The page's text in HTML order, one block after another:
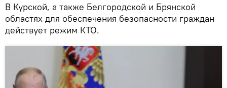
В Курской, а также Белгородской и Брянской
областях для обеспечения безопасности граждан
действует режим КТО.